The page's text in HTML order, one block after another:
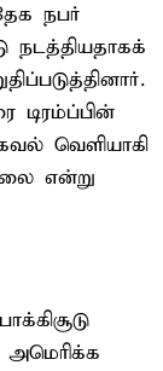
நபர்
நடத்தியதாகக்
டிரம்ப்பின்
வெளியாகி
என்று